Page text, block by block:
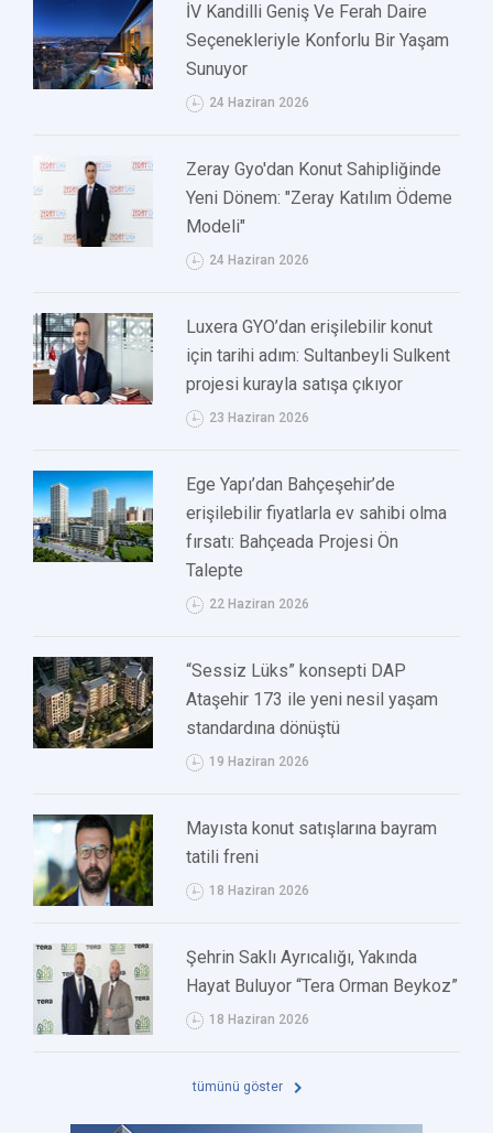
İV Kandilli Geniş Ve Ferah Daire
Seçenekleriyle Konforlu Bir Yaşam
Sunuyor
24 Haziran 2026
Zeray Gyo'dan Konut Sahipliğinde
Yeni Dönem: "Zeray Katılım Ödeme
Modeli"
24 Haziran 2026
Luxera GYO’dan erişilebilir konut
için tarihi adım: Sultanbeyli Sulkent
projesi kurayla satışa çıkıyor
23 Haziran 2026
Ege Yapı’dan Bahçeşehir’de
erişilebilir fiyatlarla ev sahibi olma
fırsatı: Bahçeada Projesi Ön
Talepte
22 Haziran 2026
“Sessiz Lüks” konsepti DAP
Ataşehir 173 ile yeni nesil yaşam
standardına dönüştü
19 Haziran 2026
Mayısta konut satışlarına bayram
tatili freni
18 Haziran 2026
Şehrin Saklı Ayrıcalığı, Yakında
Hayat Buluyor “Tera Orman Beykoz”
18 Haziran 2026
tümünü göster